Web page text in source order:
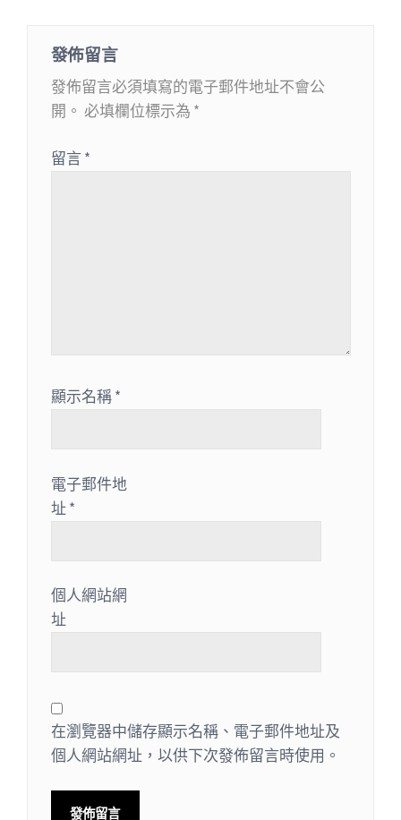
發佈留言
發佈留言必須填寫的電子郵件地址不會公
開。 必填欄位標示為 *
留言*
顯示名稱*
電子郵件地
址 *
個人網站網
址
在瀏覽器中儲存顯示名稱、電子郵件地址及
個人網站網址，以供下次發佈留言時使用。